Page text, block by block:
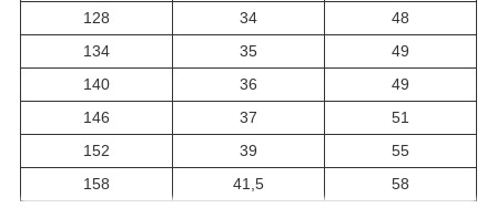
128
34
48
134
35
49
140
36
49
146
37
51
152
39
55
158
41,5 58